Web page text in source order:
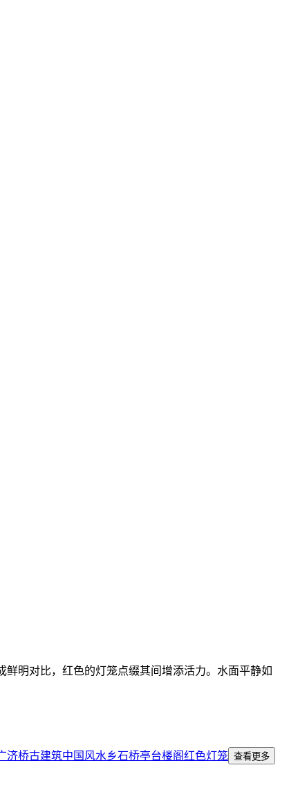
明对比，红色的灯笼点缀其间增添活力。水面平静如
济桥古建筑中国风水乡石桥亭台楼阁红色灯笼 查看更多